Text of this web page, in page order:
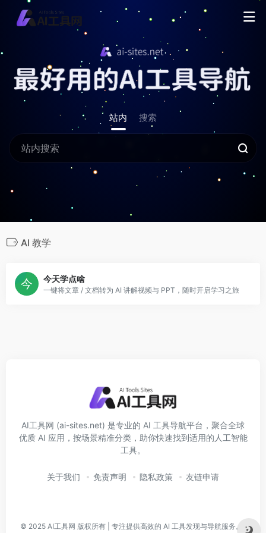
站内 搜索
AI 教学
今天学点啥
一键将文章 / 文档转为 AI 讲解视频与 PPT，随时开启学习之旅
AI工具网 (ai-sites.net) 是专业的 AI 工具导航平台，聚合全球
优质 AI 应用，按场景精准分类，助你快速找到适用的人工智能
工具。
关于我们 免责声明 隐私政策 友链申请
© 2025 AI工具网 版权所有 | 专注提供高效的 AI 工具发现与导航服务。